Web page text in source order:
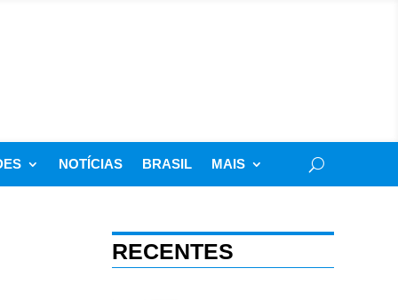
NOTÍCIAS BRASIL MAIS
RECENTES